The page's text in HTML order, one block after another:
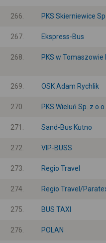
266. PKS Skierniewice
267. Ekspress-Bus
268. PKS w Tomaszowie
269. OSK Adam Rychlik
270. PKS Wieluń Sp. z o.o.
271. Sand-Bus Kutno
272. VIP-BUSS
273. Regio Travel
274. Regio Travel/
275. BUS TAXI
276. POLAN